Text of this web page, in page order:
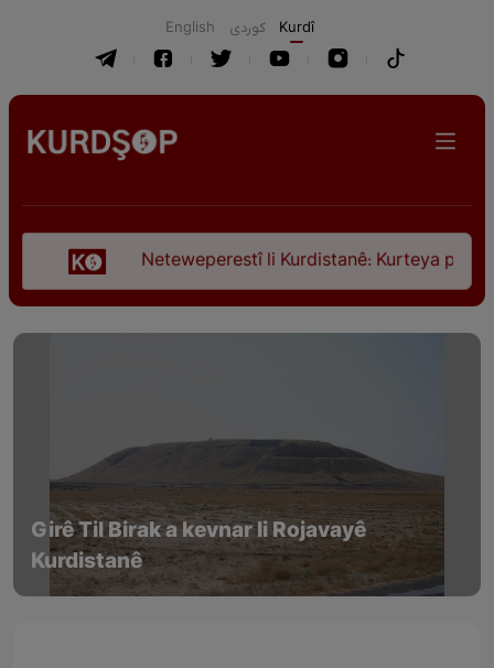
English كوردی Kurdî
Neteweperestî li Kurdistanê: Kurteya pêşveçûna
Girê Til Birak a kevnar li Rojavayê
Kurdistanê